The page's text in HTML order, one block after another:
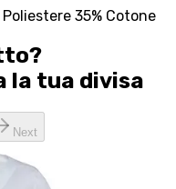
35% Cotone
la tua divisa
Next